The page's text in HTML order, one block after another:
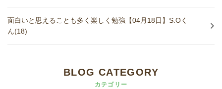
面白いと思えることも多く楽しく勉強【04月18日】S.Oく
ん(18)
BLOG CATEGORY
カテゴリー